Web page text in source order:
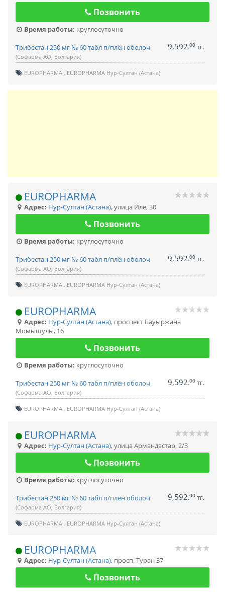
Позвонить
Время работы: круглосуточно
Трибестан 250 мг № 60 табл п/плён оболоч
(Софарма АО, Болгария)
9,592.00 тг.
EUROPHARMA EUROPHARMA Нур-Султан (Астана)
EUROPHARMA
Адрес: Нур-Султан (Астана),улица Иле, 30
Позвонить
Время работы: круглосуточно
Трибестан 250 мг № 60 табл п/плён оболоч
(Софарма АО, Болгария)
9,592.00 тг.
EUROPHARMA EUROPHARMA Нур-Султан (Астана)
EUROPHARMA
Адрес: Нур-Султан (Астана), проспект Бауыржана
Момышулы, 16
Позвонить
Время работы: круглосуточно
Трибестан 250 мг № 60 табл п/плён оболоч
(Софарма АО, Болгария)
9,592.00 тг.
EUROPHARMA EUROPHARMA Нур-Султан (Астана)
EUROPHARMA
Адрес: Нур-Султан (Астана),улица Армандастар, 2/3
Позвонить
Время работы: круглосуточно
Трибестан 250 мг № 60 табл п/плён оболоч
(Софарма АО, Болгария)
9,592.00 тг.
EUROPHARMA EUROPHARMA Нур-Султан (Астана)
EUROPHARMA
Адрес: Нур-Султан (Астана), просп. Туран 37
Позвонить